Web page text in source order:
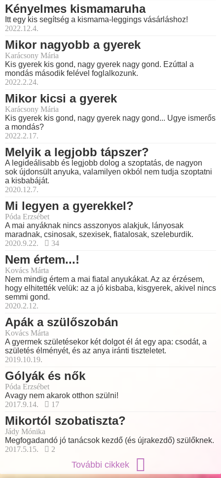
Kényelmes kismamaruha
Itt egy kis segítség a kismama-leggings vásárláshoz!
2022.12.4.
Mikor nagyobb a gyerek
Karácsony Mária
Kis gyerek kis gond, nagy gyerek nagy gond. Ezúttal a
mondás második felével foglalkozunk.
2022.2.24.
Mikor kicsi a gyerek
Karácsony Mária
Kis gyerek kis gond, nagy gyerek nagy gond... Ugye ismerős
a mondás?
2022.2.17.
Melyik a legjobb tápszer?
A legideálisabb és legjobb dolog a szoptatás, de nagyon
sok újdonsült anyuka, valamilyen okból nem tudja szoptatni
a kisbabáját.
2020.12.7.
Mi legyen a gyerekkel?
Póda Erzsébet
A mai anyáknak nincs asszonyos alakjuk, lányosak
maradnak, csinosak, szexisek, fiatalosak, szeleburdik.
2020.9.22.
34
Nem értem...!
Kovács Márta
Nem mindig értem a mai fiatal anyukákat. Az az érzésem,
hogy elhitették velük: az a jó kisbaba, kisgyerek, akivel nincs
semmi gond.
2020.2.12.
Apák a szülőszobán
Kovács Márta
A gyermek születésekor két dolgot él át egy apa: csodát, a
születés élményét, és az anya iránti tiszteletet.
2019.10.19.
Gólyák és nők
Póda Erzsébet
Avagy nem akarok otthon szülni!
2017.9.14.
17
Mikortól szobatiszta?
Jády Mónika
Megfogadandó jó tanácsok kezdő (és újrakezdő) szülőknek.
2017.5.15.
2
További cikkek